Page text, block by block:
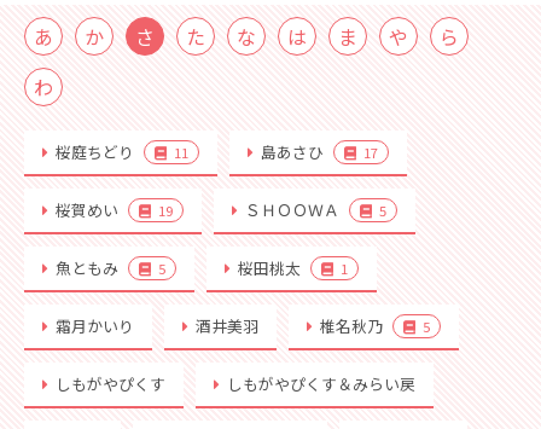
あ か さ た な は ま や
ら
わ
桜庭ちどり 11 島あさひ 17
桜賀めい 19 ＳＨＯＯＷＡ 5
魚ともみ 5 桜田桃太 1
霜月かいり 酒井美羽 椎名秋乃 5
しもがやぴくす しもがやぴくす＆みらい戻